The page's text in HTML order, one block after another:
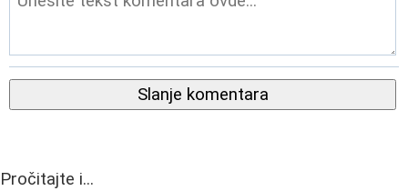
Slanje komentara
Pročitajte i...